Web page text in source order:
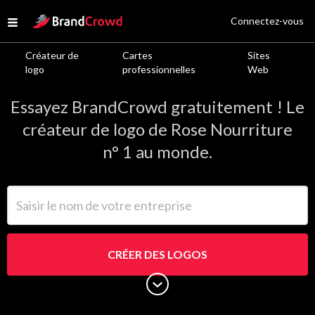
Open menu
Site Logo
Créateur de
logo
Cartes
professionnelles
Sites
Web
Connectez-vous
Logos de Rose Nourriture
Essayez BrandCrowd gratuitement ! Le
créateur de logo de Rose Nourriture
n° 1 au monde.
CRÉER DES LOGOS